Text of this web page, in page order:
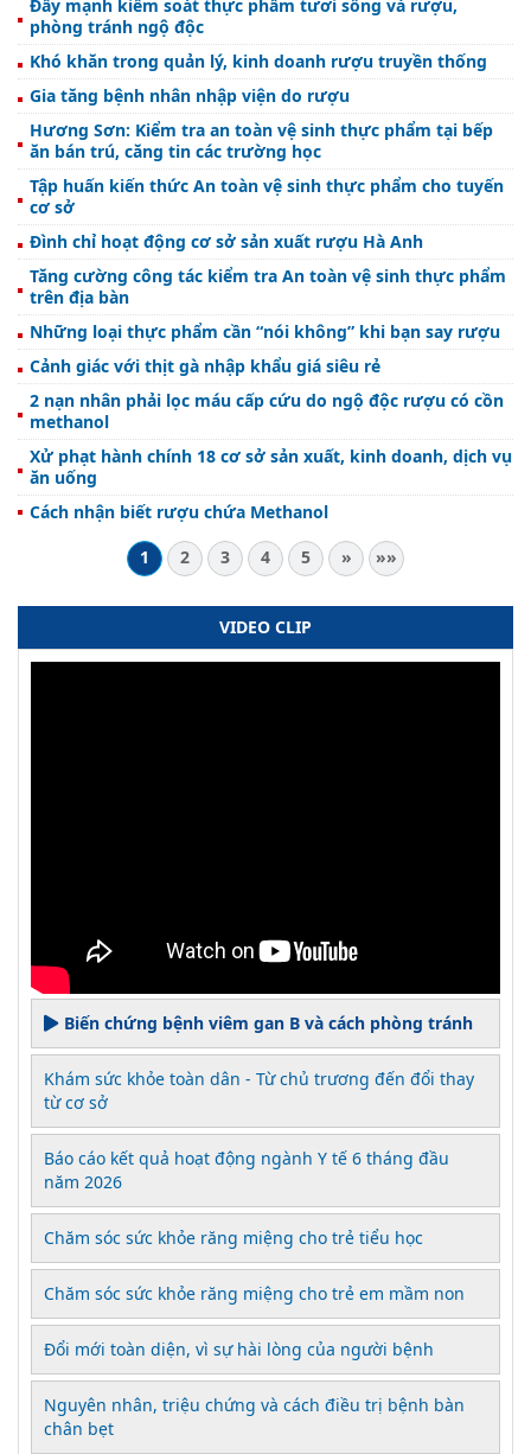
Đẩy mạnh kiểm soát thực phẩm tươi sống và rượu,
phòng tránh ngộ độc
Khó khăn trong quản lý, kinh doanh rượu truyền thống
Gia tăng bệnh nhân nhập viện do rượu
Hương Sơn: Kiểm tra an toàn vệ sinh thực phẩm tại bếp
ăn bán trú, căng tin các trường học
Tập huấn kiến thức An toàn vệ sinh thực phẩm cho tuyến
cơ sở
Đình chỉ hoạt động cơ sở sản xuất rượu Hà Anh
Tăng cường công tác kiểm tra An toàn vệ sinh thực phẩm
trên địa bàn
Những loại thực phẩm cần “nói không” khi bạn say rượu
Cảnh giác với thịt gà nhập khẩu giá siêu rẻ
2 nạn nhân phải lọc máu cấp cứu do ngộ độc rượu có cồn
methanol
Xử phạt hành chính 18 cơ sở sản xuất, kinh doanh, dịch vụ
ăn uống
Cách nhận biết rượu chứa Methanol
1
2 3 4 5 » »»
VIDEO CLIP
Biến chứng bệnh viêm gan B và cách phòng tránh
Khám sức khỏe toàn dân - Từ chủ trương đến đổi thay
từ cơ sở
Báo cáo kết quả hoạt động ngành Y tế 6 tháng đầu
năm 2026
Chăm sóc sức khỏe răng miệng cho trẻ tiểu học
Chăm sóc sức khỏe răng miệng cho trẻ em mầm non
Đổi mới toàn diện, vì sự hài lòng của người bệnh
Nguyên nhân, triệu chứng và cách điều trị bệnh bàn
chân bẹt